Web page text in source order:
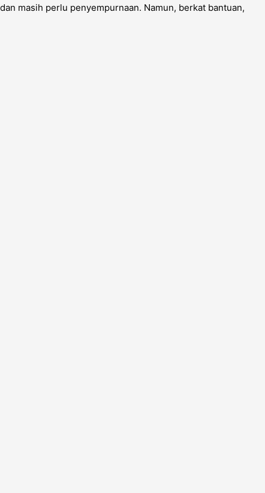
masih perlu penyempurnaan. Namun, berkat bantuan,